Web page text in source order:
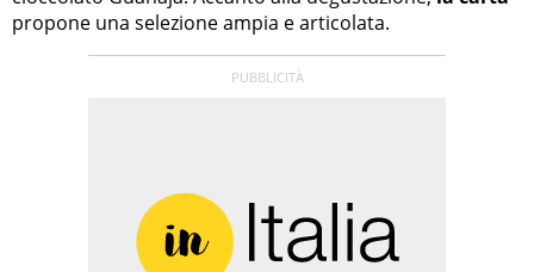
propone una selezione ampia e articolata.